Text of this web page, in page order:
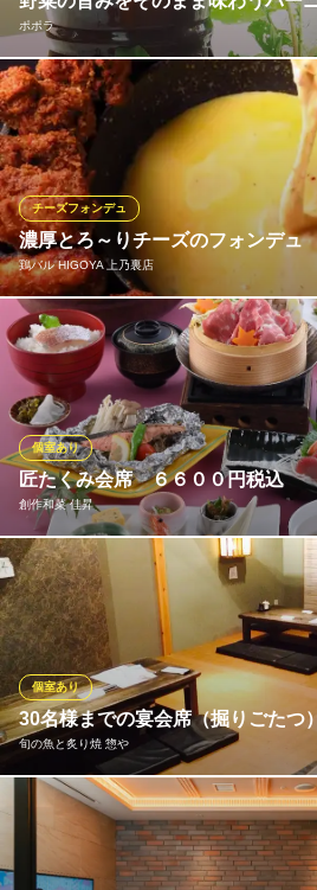
ビッグエコー 熊本下通り店
全席完全ソファ個室空間
熊本市電花畑町駅 徒歩4分
熊本県熊本市中央区下通1-4-15 DK熊本下通りビ
ポポラ
新鮮なお野菜の食材をそのままに味わ
ダ。アンチョビとニンニク、オリーブ
ース。ソースの香りが食欲をそそります
ポポラ
あか牛 ワイン
熊本市電熊本城・市役所前駅 徒歩3分
熊本県熊本市中央区花畑町9-6 4F
濃厚とろ～りチーズのフォンデュ
鶏バル HIGOYA 上乃裏店
チーズフォンデュ
HIGOYAから新名物登場！東京、韓国で
ンデュ！ 特製のヤンニョムチキン×和
りチーズにつけて食べる大人気の韓国
菜スティックやフライドポテトもつけ
スメ！
鶏バル HIGOYA 上乃裏店
あか牛・ラムなど肉料理
熊本市電Ａ系統通町筋駅 徒歩3分
熊本県熊本市中央区上通町5-46 上通りイーストン
匠たくみ会席 ６６００円税込
創作和菜 佳昇
個室あり
ご女子会、還暦祝いなどにご利用くだ
プランも税込５０００円よりご用意し
の個室でごゆっくりどうぞ
※こちらは夜のみのこだわりです。
創作和菜 佳昇
創作料理・居酒屋
熊本市電通町筋駅 徒歩10分
熊本県熊本市中央区南坪井町1-1 並木坂NKビルB
30名様までの宴会席（掘りごたつ）
旬の魚と炙り焼 惣や
個室あり
50名様用の掘りごたつのお座敷や 20
2名様用の個室等々 人数に合わせた